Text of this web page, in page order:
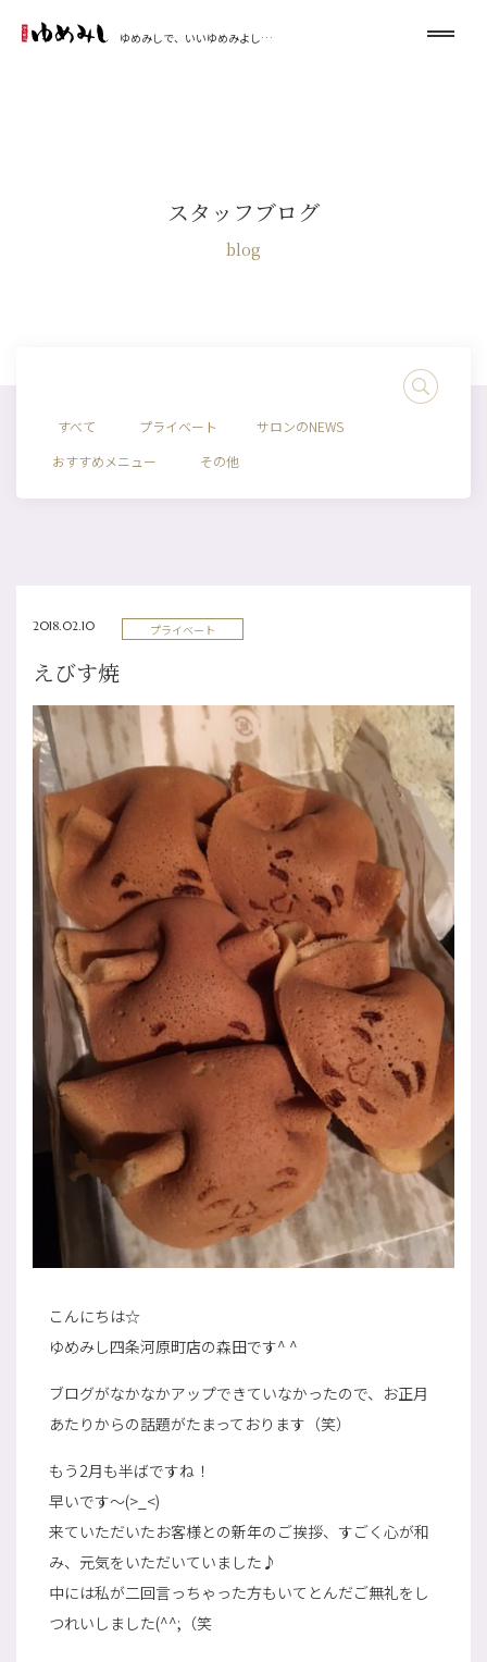
ゆめみしで、いいゆめみよし…
スタッフブログ
blog
すべて プライベート
サロンのNEWS
おすすめメニュー
その他
2018.02.10 プライベート
えびす焼
こんにちは☆
ゆめみし四条河原町店の森田です^ ^
ブログがなかなかアップできていなかったので、お正月
あたりからの話題がたまっております（笑）
もう2月も半ばですね！
早いです～(>_<)
来ていただいたお客様との新年のご挨拶、すごく心が和
み、元気をいただいていました♪
中には私が二回言っちゃった方もいてとんだご無礼をし
つれいしました(^^;（笑